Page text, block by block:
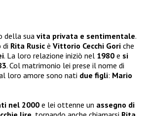
della sua vita privata e sentimentale.
di Rita Rusic è Vittorio Cecchi Gori che
. La loro relazione iniziò nel 1980 e si
. Col matrimonio lei prese il nome di
loro amore sono nati due figli: Mario
nel 2000 e lei ottenne un assegno di